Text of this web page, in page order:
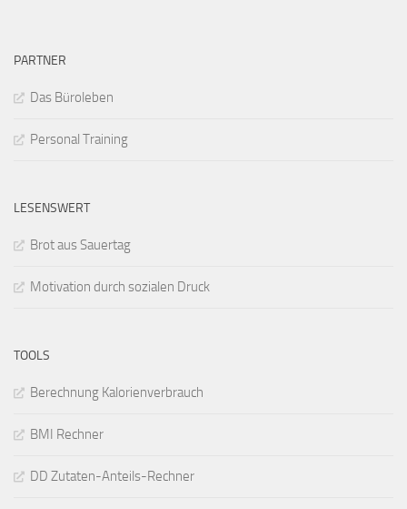
PARTNER
Das Büroleben
Personal Training
LESENSWERT
Brot aus Sauertag
Motivation durch sozialen Druck
TOOLS
Berechnung Kalorienverbrauch
BMI Rechner
DD Zutaten-Anteils-Rechner